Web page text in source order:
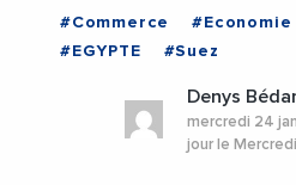
#Commerce #Economie
#EGYPTE
#Suez
Denys
mercredi 24
jour le